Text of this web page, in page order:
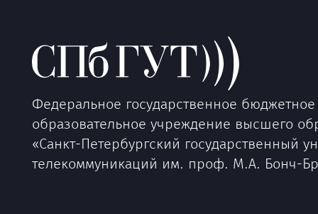
Федеральное государственное бюджетное
образовательное учреждение высшего
«Санкт-Петербургский государственный
телекоммуникаций им. проф. М.А. Бонч-